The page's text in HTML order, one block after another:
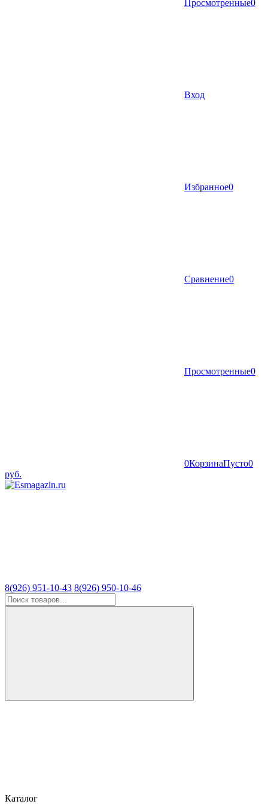
Просмотренные0
Вход
Избранное0
Сравнение0
Просмотренные0
0КорзинаПусто0
руб.
8(926) 951-10-43 8(926) 950-10-46
Каталог